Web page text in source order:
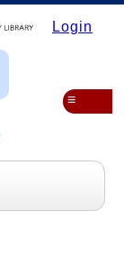
Login
≡